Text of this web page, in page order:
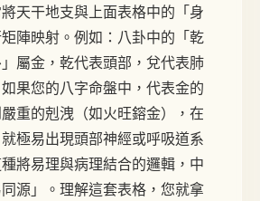
天干地支與上面表格中的「身
陣映射。例如：八卦中的「乾
屬金，乾代表頭部，兌代表肺
果您的八字命盤中，代表金的
嚴重的剋洩（如火旺鎔金），在
極易出現頭部神經或呼吸道系
將易理與病理結合的邏輯，中
源」。理解這套表格，您就拿